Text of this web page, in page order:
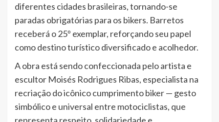
diferentes cidades brasileiras, tornando-se
paradas obrigatórias para os bikers. Barretos
receberá o 25º exemplar, reforçando seu papel
como destino turístico diversificado e acolhedor.
A obra está sendo confeccionada pelo artista e
escultor Moisés Rodrigues Ribas, especialista na
recriação do icônico cumprimento biker — gesto
simbólico e universal entre motociclistas, que